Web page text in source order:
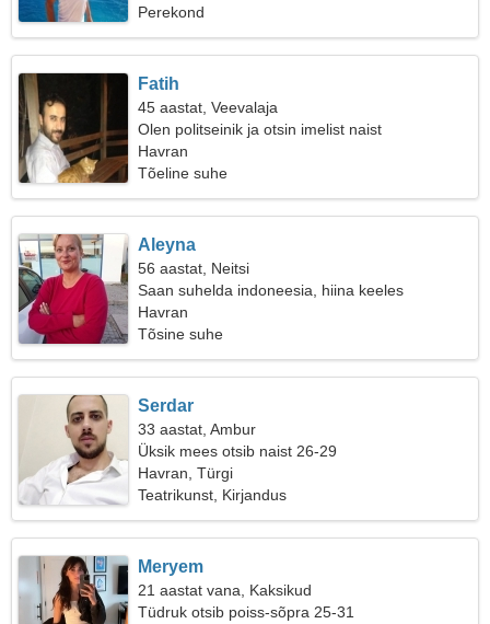
Perekond
Fatih
45 aastat, Veevalaja
Olen politseinik ja otsin imelist naist
Havran
Tõeline suhe
Aleyna
56 aastat, Neitsi
Saan suhelda indoneesia, hiina keeles
Havran
Tõsine suhe
Serdar
33 aastat, Ambur
Üksik mees otsib naist 26-29
Havran, Türgi
Teatrikunst, Kirjandus
Meryem
21 aastat vana, Kaksikud
Tüdruk otsib poiss-sõpra 25-31